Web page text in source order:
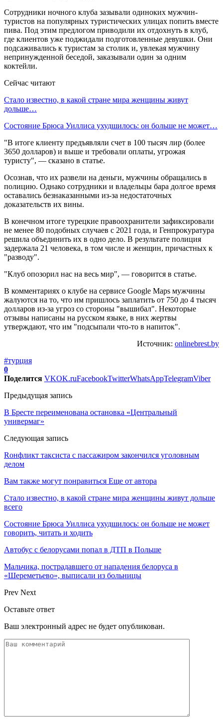
Сотрудники ночного клуба зазывали одиноких мужчин-
туристов на популярных туристических улицах попить вместе
пива. Под этим предлогом приводили их отдохнуть в клуб,
где клиентов уже поджидали подготовленные девушки. Они
подсаживались к туристам за столик и, увлекая мужчину
непринужденной беседой, заказывали один за одним
коктейли.
Сейчас читают
Стало известно, в какой стране мира женщины живут
дольше…
Состояние Брюса Уиллиса ухудшилось: он больше не может…
"В итоге клиенту предъявляли счет в 100 тысяч лир (более
3650 долларов) и выше и требовали оплаты, угрожая
туристу", — сказано в статье.
Осознав, что их развели на деньги, мужчины обращались в
полицию. Однако сотрудники и владельцы бара долгое время
оставались безнаказанными из-за недостаточных
доказательств их вины.
В конечном итоге турецкие правоохранители зафиксировали
не менее 80 подобных случаев с 2021 года, и Генпрокуратура
решила объединить их в одно дело. В результате полиция
задержала 21 человека, в том числе и женщин, причастных к
"разводу".
"Клуб опозорил нас на весь мир", — говорится в статье.
В комментариях о клубе на сервисе Google Maps мужчины
жалуются на то, что им пришлось заплатить от 750 до 4 тысяч
долларов из-за угроз со стороны "вышибал". Некоторые
отзывы написаны на русском языке, в них жертвы
утверждают, что им "подсыпали что-то в напиток".
Источник: onlinebrest.by
#турция
0
Поделится VKOK.ruFacebookTwitterWhatsAppTelegramViber
Предыдущая запись
В Бресте переименована остановка «Центральный
универмаг»
Следующая запись
Rонфликт таксиста с пассажиром закончился уголовным
делом
Вам также могут понравиться Еще от автора
Стало известно, в какой стране мира женщины живут дольше
всего
Состояние Брюса Уиллиса ухудшилось: он больше не может
говорить, читать и ходить
Автобус с белорусами попал в ДТП в Польше
Мальчика, пострадавшего от нападения белоруса в
«Шереметьево», выписали из больницы
Prev Next
Оставьте ответ
Ваш электронный адрес не будет опубликован.